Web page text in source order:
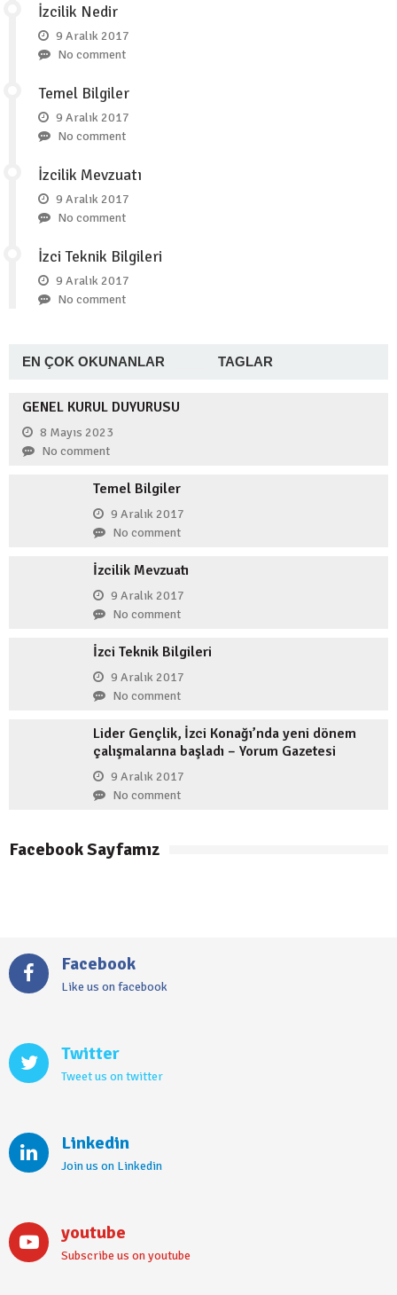
İzcilik Nedir
9 Aralık 2017
No comment
Temel Bilgiler
9 Aralık 2017
No comment
İzcilik Mevzuatı
9 Aralık 2017
No comment
İzci Teknik Bilgileri
9 Aralık 2017
No comment
EN ÇOK OKUNANLAR TAGLAR
GENEL KURUL DUYURUSU
8 Mayıs 2023
No comment
Temel Bilgiler
9 Aralık 2017
No comment
İzcilik Mevzuatı
9 Aralık 2017
No comment
İzci Teknik Bilgileri
9 Aralık 2017
No comment
Lider Gençlik, İzci Konağı’nda yeni dönem
çalışmalarına başladı – Yorum Gazetesi
9 Aralık 2017
No comment
Facebook Sayfamız
Facebook
Like us on facebook
Twitter
Tweet us on twitter
Linkedin
Join us on Linkedin
youtube
Subscribe us on youtube